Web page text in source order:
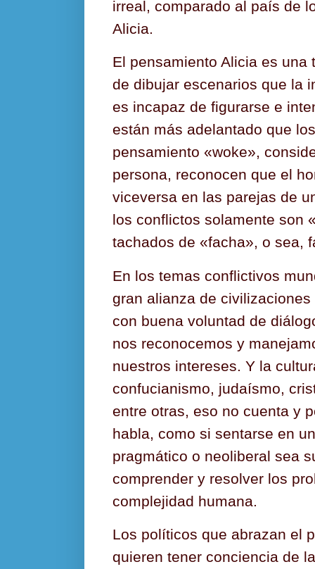
irreal, comparado al país de
Alicia.
El pensamiento Alicia es
de dibujar escenarios que la
es incapaz de figurarse e
están más adelantado que
pensamiento «woke»,
persona, reconocen que el
viceversa en las parejas de
los conflictos solamente son
tachados de «facha», o sea,
En los temas conflictivos
gran alianza de
con buena voluntad de
nos reconocemos y
nuestros intereses. Y la
confucianismo, judaísmo,
entre otras, eso no cuenta y
habla, como si sentarse en
pragmático o neoliberal sea
comprender y resolver los
complejidad humana.
Los políticos que abrazan el
quieren tener conciencia de